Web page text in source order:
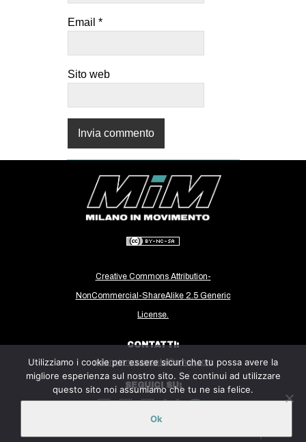
Email *
Sito web
Creative Commons Attribution-
NonCommercial-ShareAlike 2.5 Generic
License.
CONTATTI:
milanoinmovimento@gmail.com
SEGUICI SU:
Utilizziamo i cookie per essere sicuri che tu possa avere la
migliore esperienza sul nostro sito. Se continui ad utilizzare
questo sito noi assumiamo che tu ne sia felice.
Ok